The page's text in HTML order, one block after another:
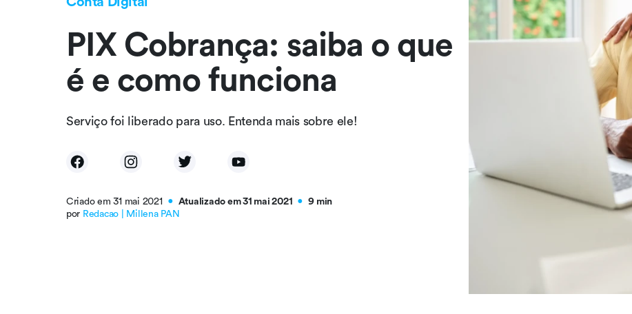
PIX Cobrança: saiba o que
é e como funciona
Serviço foi liberado para uso. Entenda mais sobre ele!
Criado em 31 mai 2021 ● Atualizado em 31 mai 2021 ●
9 min
por Redacao | Millena PAN